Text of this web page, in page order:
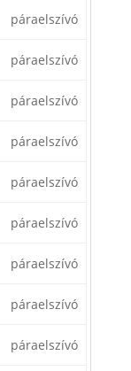
páraelszívó
páraelszívó
páraelszívó
páraelszívó
páraelszívó
páraelszívó
páraelszívó
páraelszívó
páraelszívó